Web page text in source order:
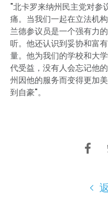
"北卡罗来纳州民主党对
痛。当我们一起在立法机
兰德参议员是一个强有力
听。他还认识到妥协和富
量。他为我们的学校和大
代受益，没有人会忘记他
州因他的服务而变得更加
到自豪"。